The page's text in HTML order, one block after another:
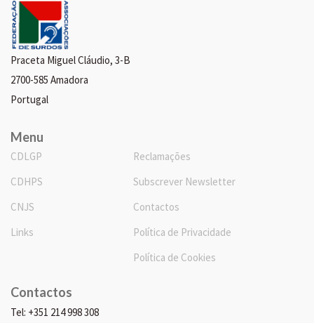
Praceta Miguel Cláudio, 3-B
2700-585 Amadora
Portugal
Menu
CDLGP
CDHPS
CNJS
Links
Reclamações
Subscrever Newsletter
Contactos
Política de Privacidade
Política de Cookies
Contactos
Tel: +351 214 998 308